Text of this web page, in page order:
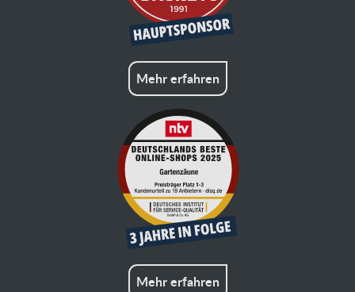
Mehr erfahren
Mehr erfahren